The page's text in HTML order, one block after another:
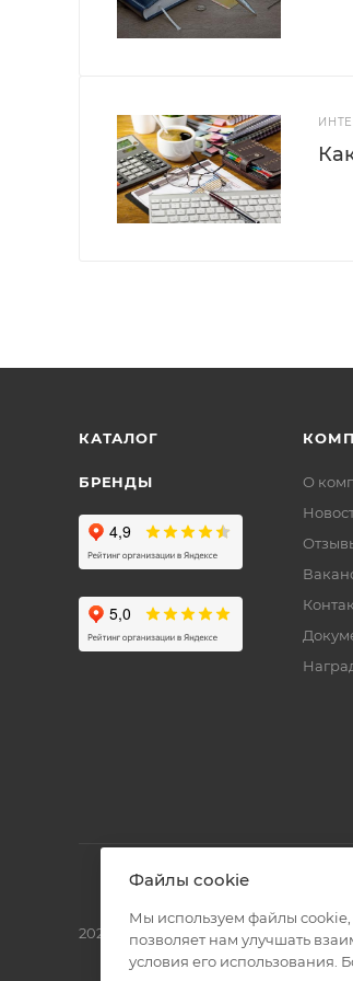
КАТАЛОГ
БРЕНДЫ
О
2026 © Полиграф кит - интернет-
Файлы cookie
Мы используем файлы
позволяет нам улучшать
условия его использования.